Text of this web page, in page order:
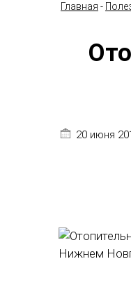
Главная -
20 июня